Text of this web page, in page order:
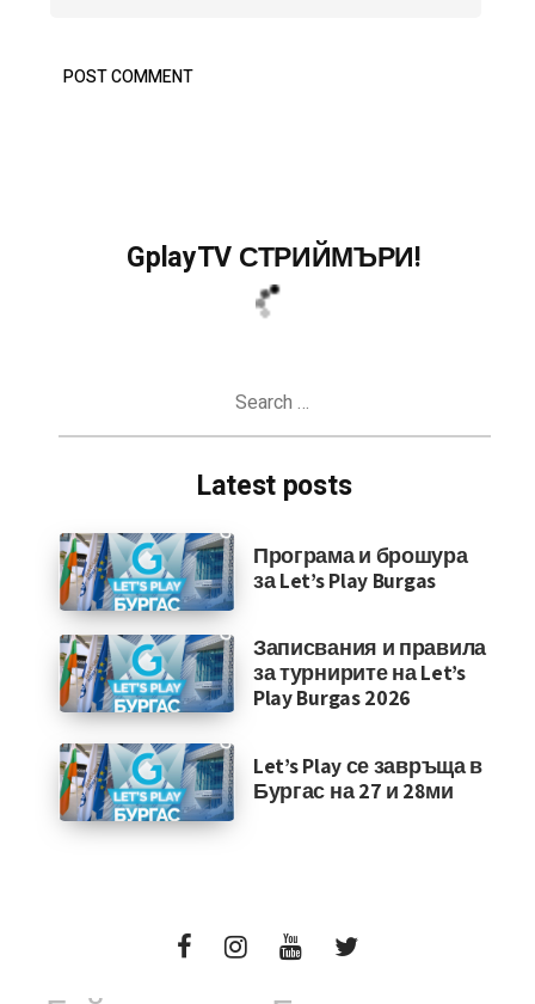
GplayTV СТРИЙМЪРИ!
Latest posts
Програма и брошура
за Let’s Play Burgas
Записвания и правила
за турнирите на Let’s
Play Burgas 2026
Let’s Play се завръща в
Бургас на 27 и 28ми